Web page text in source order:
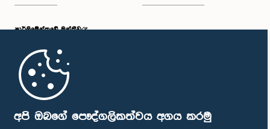
අපි ඔබගේ පෞද්ගලිකත්වය අගය කරමු
පාර්ලි‌මේන්තුවේ මන්ත්‍රීවරු
මුල් පිටුව
පාර්ලිමේන්තු ජංගම යෙදුම